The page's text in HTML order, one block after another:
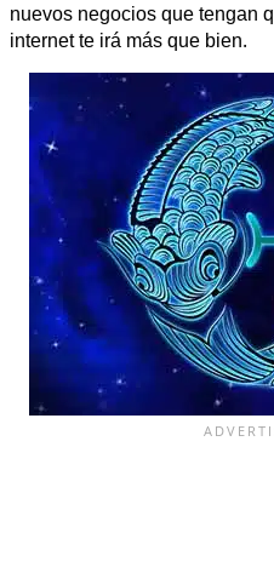
nuevos negocios que tengan
internet te irá más que bien.